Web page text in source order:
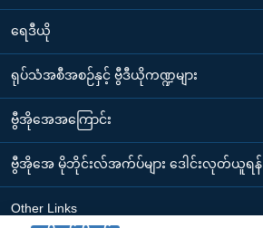
ရေဒီယို
ရုပ်သံအစီအစဉ်နှင့် ဗွီဒီယိုကဏ္ဍများ
ဗွီအိုအေအကြောင်း
ဗွီအိုအေ မိုဘိုင်းလ်အက်ပ်များ ဒေါင်းလုတ်ယူရန်
Other Links